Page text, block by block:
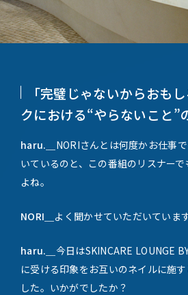
「完璧じゃないからおも
クにおける“やらないこと”
haru.＿ NORIさんとは何度かお仕事
いているのと、この番組のリスナー
よね。
NORI＿ よく聞かせていただいています
haru.＿ 今日はSKINCARE LOUNGE
に受ける印象をお互いのネイルに施
した。いかがでしたか？